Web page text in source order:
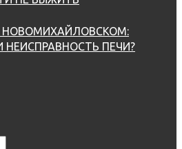
НОВОМИХАЙЛОВСКОМ:
НЕИСПРАВНОСТЬ ПЕЧИ?